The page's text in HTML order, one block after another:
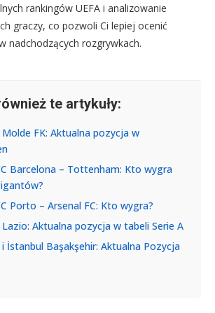
rankingów UEFA i analizowanie
graczy, co pozwoli Ci lepiej ocenić
nadchodzących rozgrywkach.
te artykuły:
Molde FK: Aktualna pozycja w
Barcelona – Tottenham: Kto wygra
Porto – Arsenal FC: Kto wygra?
Lazio: Aktualna pozycja w tabeli Serie A
i İstanbul Başakşehir: Aktualna Pozycja